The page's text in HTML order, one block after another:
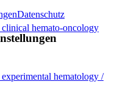
hemato-oncology
hematology /
Datenschutz